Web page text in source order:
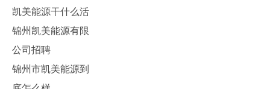
凯美能源干什么活
锦州凯美能源有限
公司招聘
锦州市凯美能源到